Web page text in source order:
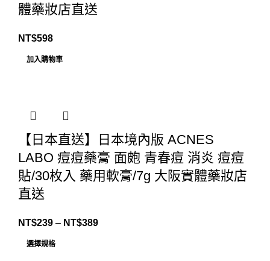
體藥妝店直送
NT$598
加入購物車
【日本直送】日本境內版 ACNES
LABO 痘痘藥膏 面皰 青春痘 消炎 痘痘
貼/30枚入 藥用軟膏/7g 大阪實體藥妝店
直送
NT$239 – NT$389價
選擇規格